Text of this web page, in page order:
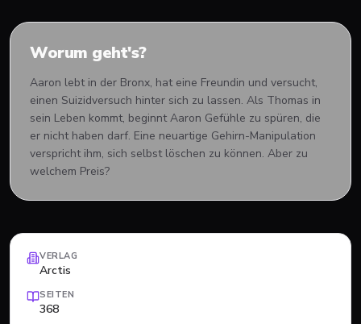
Worum geht's?
Aaron lebt in der Bronx, hat eine Freundin und versucht,
einen Suizidversuch hinter sich zu lassen. Als Thomas in
sein Leben kommt, beginnt Aaron Gefühle zu spüren, die
er nicht haben darf. Eine neuartige Gehirn-Manipulation
verspricht ihm, sich selbst löschen zu können. Aber zu
welchem Preis?
VERLAG
Arctis
SEITEN
368